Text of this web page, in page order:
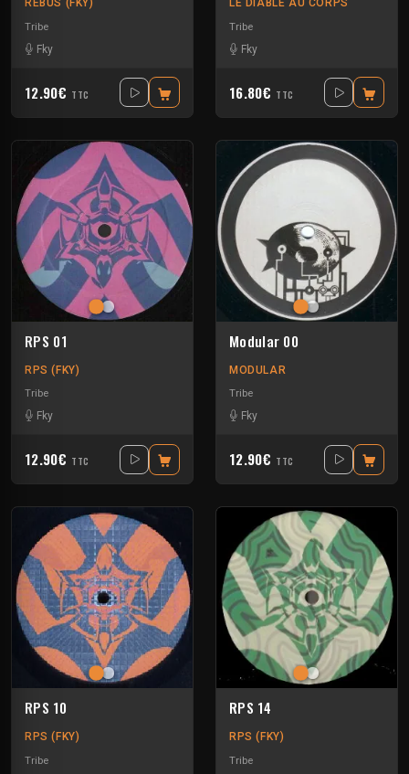
REBUS (FKY)
Tribe
Fky
12.90€ TTC
LE DIABLE AU CORPS
Tribe
Fky
16.80€ TTC
RPS 01
RPS (FKY)
Tribe
Fky
12.90€ TTC
Modular 00
MODULAR
Tribe
Fky
12.90€ TTC
RPS 10
RPS (FKY)
Tribe
RPS 14
RPS (FKY)
Tribe